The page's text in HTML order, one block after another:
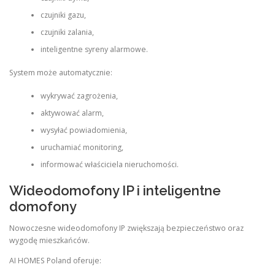
czujniki gazu,
czujniki zalania,
inteligentne syreny alarmowe.
System może automatycznie:
wykrywać zagrożenia,
aktywować alarm,
wysyłać powiadomienia,
uruchamiać monitoring,
informować właściciela nieruchomości.
Wideodomofony IP i inteligentne
domofony
Nowoczesne wideodomofony IP zwiększają bezpieczeństwo oraz
wygodę mieszkańców.
AI HOMES Poland oferuje: